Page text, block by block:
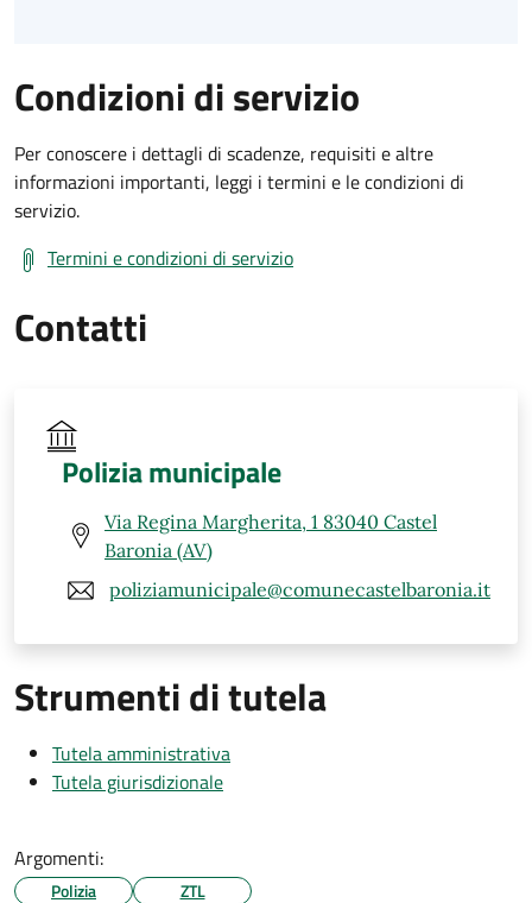
Condizioni di servizio
Per conoscere i dettagli di scadenze, requisiti e altre
informazioni importanti, leggi i termini e le condizioni di
servizio.
Termini e condizioni di servizio
Contatti
Polizia municipale
Via Regina Margherita, 1 83040 Castel
Baronia (AV)
poliziamunicipale@comunecastelbaronia.it
Strumenti di tutela
Tutela amministrativa
Tutela giurisdizionale
Argomenti:
Polizia ZTL